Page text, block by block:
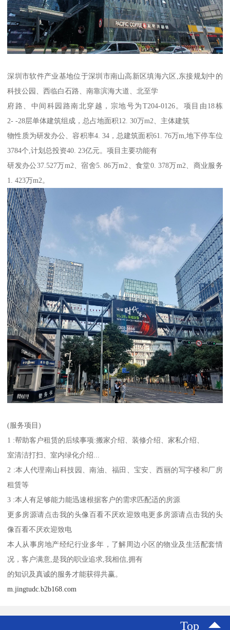
深圳市软件产业基地位于深圳市南山高新区填海六区,东接规划中的
科技公园、西临白石路、南靠滨海大道、北至学
府路、中间科园路南北穿越，宗地号为T204-0126。项目由18栋
2- -28层单体建筑组成，总占地面积12. 30万m2、主体建筑
物性质为研发办公、容积率4. 34，总建筑面积61. 76万m,地下停车位
3784个,计划总投资40. 23亿元。项目主要功能有
研发办公37.527万m2、宿舍5. 86万m2、食堂0. 378万m2、商业服务
1. 423万m2。
(服务项目)
1 :帮助客户租赁的后续事项:搬家介绍、装修介绍、家私介绍、
室清洁打扫、室内绿化介绍...
2 :本人代理南山科技园、南油、福田、宝安、西丽的写字楼和厂房
租赁等
3 :本人有足够能力能迅速根据客户的需求匹配适的房源
更多房源请点击我的头像百看不厌欢迎致电更多房源请点击我的头
像百看不厌欢迎致电
本人从事房地产经纪行业多年，了解周边小区的物业及生活配套情
况，客户满意,是我的职业追求,我相信,拥有
的知识及真诚的服务才能获得共赢。
m.jingtudc.b2b168.com
Top